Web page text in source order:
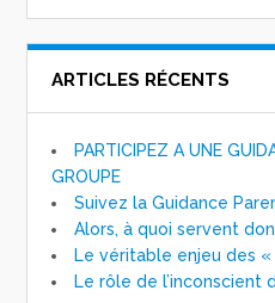
ARTICLES RÉCENTS
PARTICIPEZ A UNE
GROUPE
Suivez la Guidance
Alors, à quoi servent
Le véritable enjeu des
Le rôle de l’inconscient